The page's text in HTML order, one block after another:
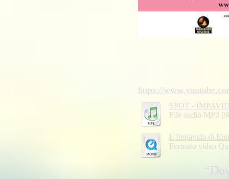
https://
SPOT -
File audio MP3
L'Impavida di
Formato video